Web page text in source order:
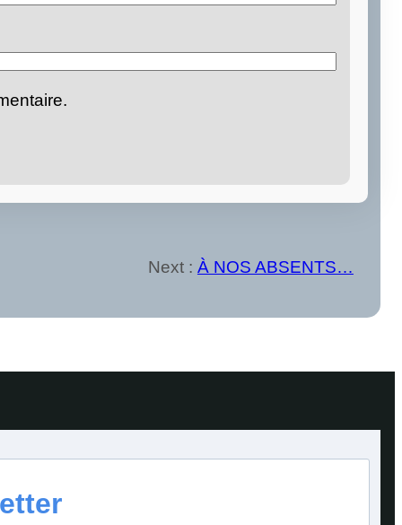
Next : À NOS ABSENTS…